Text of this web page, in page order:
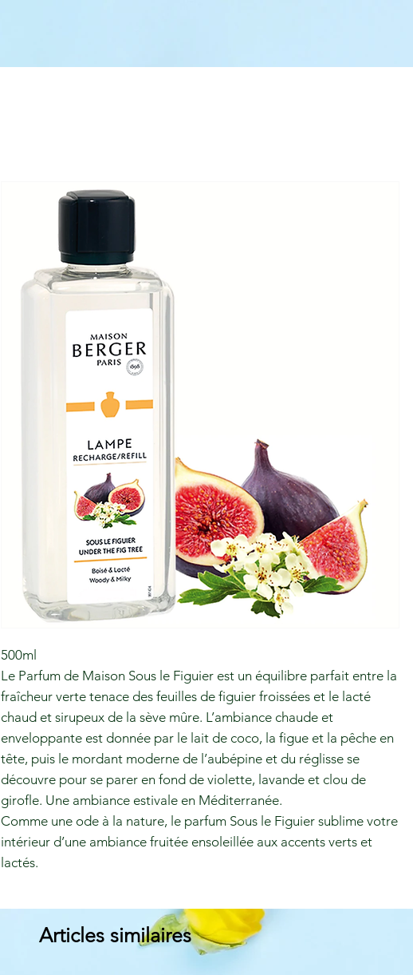
500ml
Le Parfum de Maison Sous le Figuier est un équilibre parfait entre la
fraîcheur verte tenace des feuilles de figuier froissées et le lacté
chaud et sirupeux de la sève mûre. L’ambiance chaude et
enveloppante est donnée par le lait de coco, la figue et la pêche en
tête, puis le mordant moderne de l’aubépine et du réglisse se
découvre pour se parer en fond de violette, lavande et clou de
girofle. Une ambiance estivale en Méditerranée.
Comme une ode à la nature, le parfum Sous le Figuier sublime votre
intérieur d’une ambiance fruitée ensoleillée aux accents verts et
lactés.
Articles similaires